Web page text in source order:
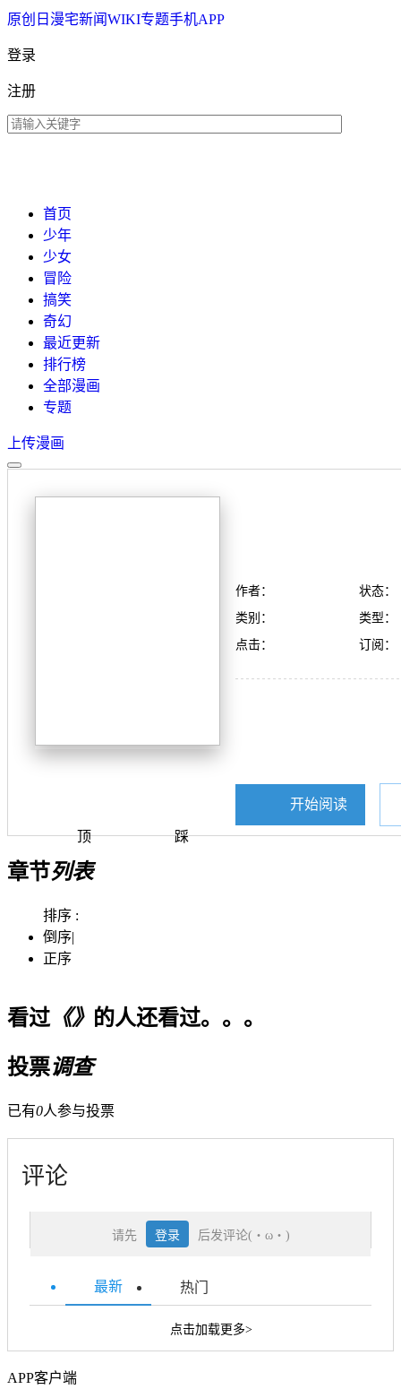
原创 日漫宅新闻WIKI专题手机APP
登录
注册
首页
少年
少女
冒险
搞笑
奇幻
最近更新
排行榜
全部漫画
专题
上传漫画
顶 踩
作者：
状态：
类别：
类型：
点击：
订阅：
开始阅读
章节列表
排序 :
倒序|
正序
看过《》 的人还看过。。。
投票调查
已有0人参与投票
评论
请先 登录 后发评论(・ω・)
最新 热门
点击加载更多>
APP客户端